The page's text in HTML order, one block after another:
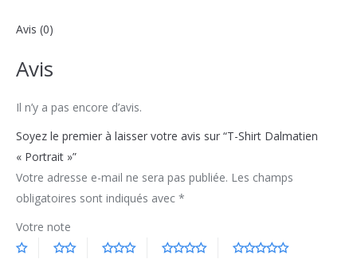
Avis (0)
Avis
Il n’y a pas encore d’avis.
Soyez le premier à laisser votre avis sur “T-Shirt Dalmatien
« Portrait »”
Votre adresse e-mail ne sera pas publiée. Les champs
obligatoires sont indiqués avec *
Votre note